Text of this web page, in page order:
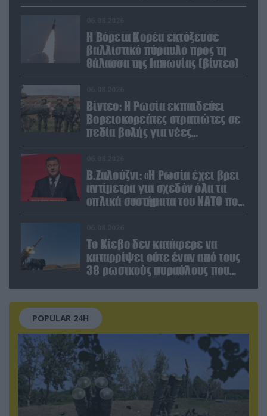
σύστημα εξουσίας»
Η Βόρεια Κορέα εκτόξευσε
βαλλιστικό πύραυλο προς τη
θάλασσα της Ιαπωνίας (βίντεο)
Βίντεο: Η Ρωσία εκπαιδεύει
Βορειοκορεάτες στρατιώτες σε
πεδία βολής για νέες
επιχειρήσεις
Β.Ζαλούζνι: «Η Ρωσία έχει βρει
αντίμετρα για σχεδόν όλα τα
οπλικά συστήματα του ΝΑΤΟ που
χρησιμοποιεί η Ουκρανία»
Το Κίεβο δεν κατάφερε να
καταρρίψει ούτε έναν από τους
38 ρωσικούς πυραύλους που
POPULAR 24H